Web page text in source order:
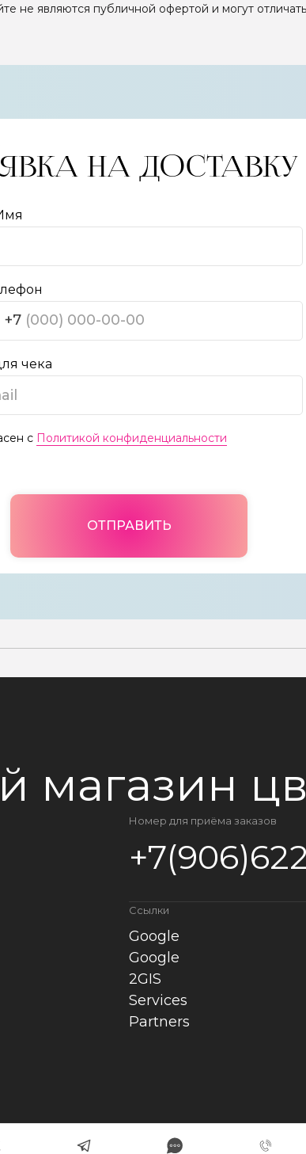
не являются публичной офертой и могут
+7
чека
с Политикой конфиденциальности
ОТПРАВИТЬ
НА ДОСТАВКУ
магазин
Номер для приёма заказов
Ссылки
Google
Google
2GIS
Services
Partners